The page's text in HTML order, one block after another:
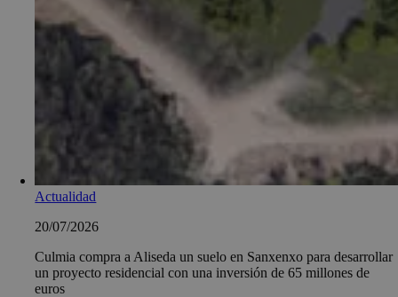
Actualidad
20/07/2026
Culmia compra a Aliseda un suelo en Sanxenxo para desarrollar
un proyecto residencial con una inversión de 65 millones de
euros